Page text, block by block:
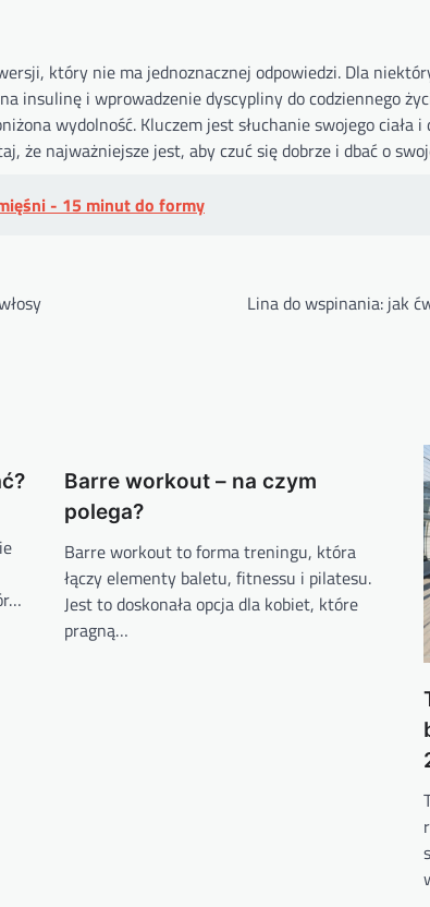
który nie ma jednoznacznej odpowiedzi. Dla
insulinę i wprowadzenie dyscypliny do codziennego
wydolność. Kluczem jest słuchanie swojego ciała
że najważniejsze jest, aby czuć się dobrze i dbać o
- 15 minut do formy
Lina do wspinania: jak
Barre workout – na czym
polega?
Barre workout to forma treningu, która
łączy elementy baletu, fitnessu i pilatesu.
Jest to doskonała opcja dla kobiet, które
pragną…